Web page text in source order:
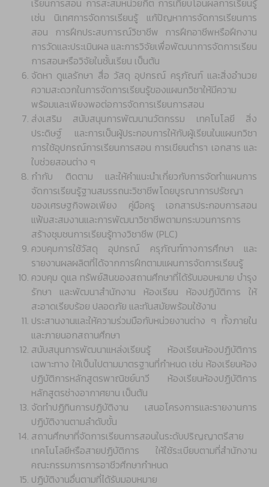
เรียนการสอน การสะสมหน่วยกิต การเทียบโอนผลการเรียนรู้
เช่น นิเทศการจัดการเรียนรู้ แก้ปัญหาการจัดการเรียนการ
สอน การฝึกประสบการณ์วิชาชีพ การฝึกอาชีพหรือฝึกงาน
การวัดและประเมินผล และการวิจัยเพื่อพัฒนาการจัดการเรียน
การสอนหรือวิจัยในชั้นเรียน เป็นต้น
จัดหา ดูแลรักษา สื่อ วัสดุ อุปกรณ์ ครุภัณฑ์ และสิ่งอำนวย
ความสะดวกในการจัดการเรียนรู้ของแผนกวิชาให้มีความ
พร้อมและเพียงพอต่อการจัดการเรียนการสอน
ส่งเสริม สนับสนุนการพัฒนานวัตกรรม เทคโนโลยี สิ่ง
ประดิษฐ์ และการเป็นผู้ประกอบการให้กับผู้เรียนในแผนกวิชา
การใช้อุปกรณ์การเรียนการสอน การเขียนตำรา เอกสาร และ
ใบช่วยสอนต่าง ๆ
กำกับ ติดตาม และให้คำแนะนำเกี่ยวกับการจัดทำแผนการ
จัดการเรียนรู้ฐานสมรรถนะวิชาชีพโดยบูรณาการปรัชญา
ของเศรษฐกิจพอเพียง คู่มือครู เอกสารประกอบการสอน
แฟ้มสะสมงานและการพัฒนาวิชาชีพตามกระบวนการการ
สร้างชุมชนการเรียนรู้ทางวิชาชีพ (PLC)
ควบคุมการใช้วัสดุ อุปกรณ์ ครุภัณฑ์ทางการศึกษา และ
รายงานผลผลิตที่ได้จากการฝึกตามแผนการจัดการเรียนรู้
ควบคุม ดูแล ทรัพย์สินของสถานศึกษาที่ได้รับมอบหมาย บำรุง
รักษา และพัฒนาสำนักงาน ห้องเรียน ห้องปฏิบัติการ ให้
สะอาดเรียบร้อย ปลอดภัย และทันสมัยพร้อมใช้งาน
ประสานงานและให้ความร่วมมือกับหน่วยงานต่าง ๆ ทั้งภายใน
และภายนอกสถานศึกษา
สนับสนุนการพัฒนาแหล่งเรียนรู้ ห้องเรียนห้องปฏิบัติการ
เฉพาะทาง ให้เป็นไปตามมาตรฐานที่กำหนด เช่น ห้องเรียนห้อง
ปฏิบัติการหลักสูตรพาณิชย์นาวี ห้องเรียนห้องปฏิบัติการ
หลักสูตรช่างอากาศยาน เป็นต้น
จัดทำปฏิทินการปฏิบัติงาน เสนอโครงการและรายงานการ
ปฏิบัติงานตามลำดับขั้น
สถานศึกษาที่จัดการเรียนการสอนในระดับปริญญาตรีสาย
เทคโนโลยีหรือสายปฏิบัติการ ให้ใช้ระเบียบตามที่สำนักงาน
คณะกรรมการการอาชีวศึกษากำหนด
ปฏิบัติงานอื่นตามที่ได้รับมอบหมาย